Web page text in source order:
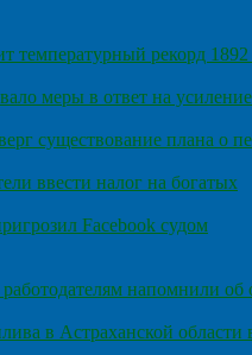
температурный рекорд 1892
меры в ответ на
существование плана о
ввести налог на богатых
Facebook судом
напомнили об
в Астраханской области